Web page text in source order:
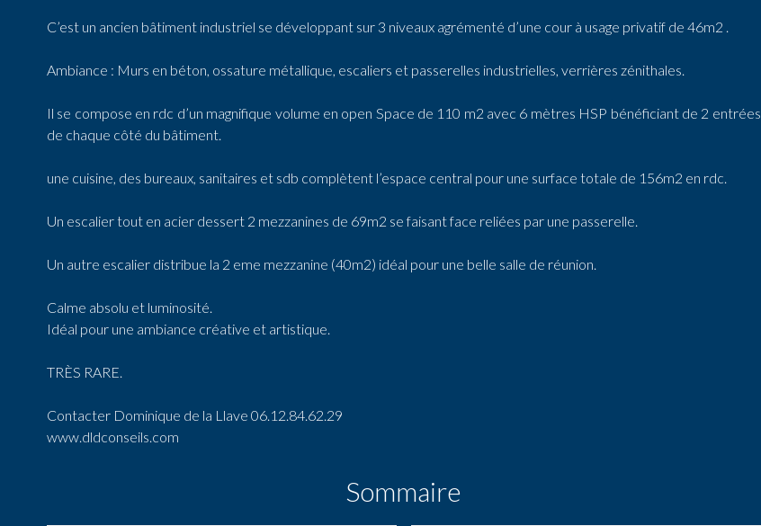
C’est un ancien bâtiment industriel se développant sur 3 niveaux agrémenté d’une cour à usage privatif de 46m2 .
Ambiance : Murs en béton, ossature métallique, escaliers et passerelles industrielles, verrières zénithales.
Il se compose en rdc d’un magnifique volume en open Space de 110 m2 avec 6 mètres HSP bénéficiant de 2 entrées
de chaque côté du bâtiment.
une cuisine, des bureaux, sanitaires et sdb complètent l’espace central pour une surface totale de 156m2 en rdc.
Un escalier tout en acier dessert 2 mezzanines de 69m2 se faisant face reliées par une passerelle.
Un autre escalier distribue la 2 eme mezzanine (40m2) idéal pour une belle salle de réunion.
Calme absolu et luminosité.
Idéal pour une ambiance créative et artistique.
TRÈS RARE.
Contacter Dominique de la Llave 06.12.84.62.29
www.dldconseils.com
Sommaire